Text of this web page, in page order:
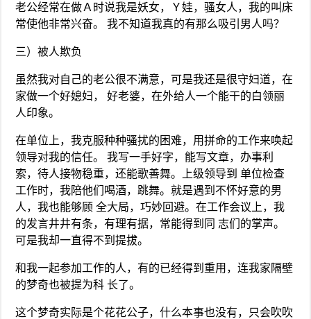
老公经常在做Ａ时说我是妖女，Ｙ娃，骚女人，我的叫床
常使他非常兴奋。 我不知道我真的有那么吸引男人吗？
三）被人欺负
虽然我对自己的老公很不满意，可是我还是很守妇道，在
家做一个好媳妇， 好老婆，在外给人一个能干的白领丽
人印象。
在单位上，我克服种种骚扰的困难，用拼命的工作来唤起
领导对我的信任。 我写一手好字，能写文章，办事利
索，待人接物稳重，还能歌善舞。上级领导到 单位检查
工作时，我陪他们喝酒，跳舞。就是遇到不怀好意的男
人，我也能够顾 全大局，巧妙回避。在工作会议上，我
的发言井井有条，有理有据，常能得到同 志们的掌声。
可是我却一直得不到提拔。
和我一起参加工作的人，有的已经得到重用，连我家隔壁
的梦奇也被提为科 长了。
这个梦奇实际是个花花公子，什么本事也没有，只会吹吹